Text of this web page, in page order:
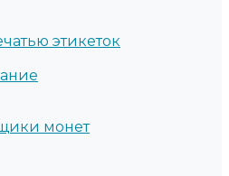
этикеток
монет